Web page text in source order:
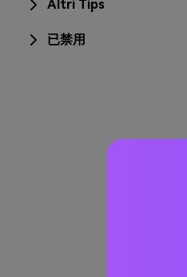
Altri Tips
已禁用